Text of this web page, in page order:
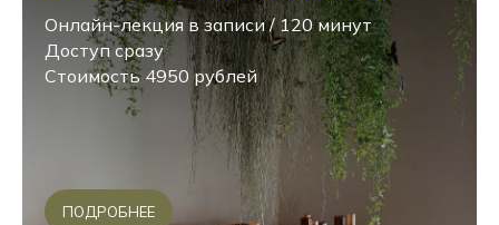
Онлайн-лекция в записи / 120 минут
Доступ сразу
Стоимость 4950 рублей
ПОДРОБНЕЕ